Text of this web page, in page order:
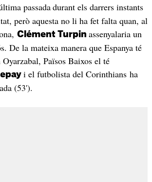
passadadurant els darrers instants
però aquesta no li ha fet falta quan, al
Clément Turpin assenyalaria un
De la mateixa manera que Espanya té
Països Baixos el té
i el futbolista del Corinthians ha
(53').